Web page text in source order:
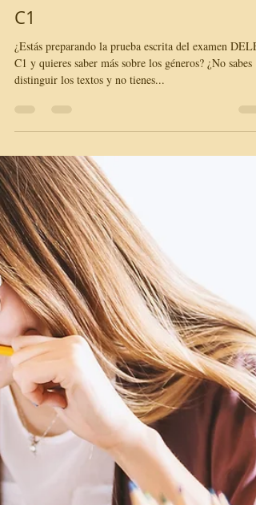
9 mar 2022
1 min de lectura
Textos formales Tarea 2 DELE
C1
¿Estás preparando la prueba escrita del examen DELE
C1 y quieres saber más sobre los géneros? ¿No sabes
distinguir los textos y no tienes...